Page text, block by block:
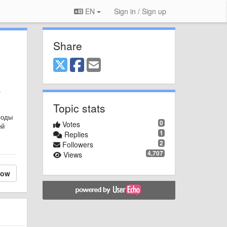
EN Sign in / Sign up
Share
Topic stats
0
Votes
1
Replies
2
Followers
4,707
Views